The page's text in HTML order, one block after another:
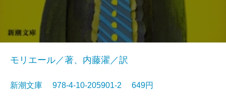
モリエール／著、内藤濯／訳
新潮文庫 978-4-10-205901-2 649円